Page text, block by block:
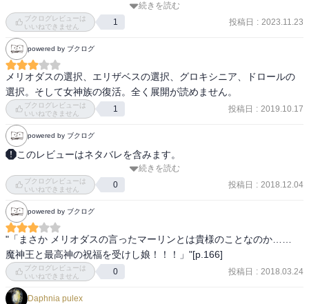
登場するまでは割合盛り上がってたんだが。。。そしてホークに意
外な伏線が。エリザベスは三日の猶予と言ってたけどあと二日くら
いか？短いな。
続きを読む
ブクログレビューは
いいねできません
1 投稿日 : 2023.11.23
powered by ブクログ
メリオダスの選択、エリザベスの選択、グロキシニア、ドロールの
選択。そして女神族の復活。全く展開が読めません。
ブクログレビューは
いいねできません
1 投稿日 : 2019.10.17
powered by ブクログ
このレビューはネタバレを含みます。
〈七つの大罪〉最後の日! 手負いの〈大罪〉に迫るチャンドラー。
〈十戒〉をも凌ぐ猛威に誰もが死を覚悟した時、伝説の「王」たち
が立ち上がった! だが、その想い虚しく未来は闇へと閉ざされる。最
愛のエリザベスと引き換えに、メリオダスが下した在ってはならぬ
決断によって。魔神王の座に集う三つの邪星。復活の女神族。積年
の遺恨が、聖戦を呼ぶ。（Amazon紹介より）
続きを読む
ブクログレビューは
いいねできません
0 投稿日 : 2018.12.04
powered by ブクログ
"「まさか メリオダスの言ったマーリンとは貴様のことなのか……
魔神王と最高神の祝福を受けし娘！！！」"[p.166]
ブクログレビューは
いいねできません
0 投稿日 : 2018.03.24
Daphnia pulex